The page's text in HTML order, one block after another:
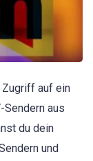
Zugriff auf ein
aus
du dein
und